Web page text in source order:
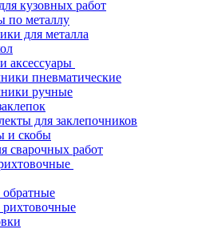
кузовных работ
металлу
для металла
аксессуары
пневматические
ручные
для заклепочников
и скобы
сварочных работ